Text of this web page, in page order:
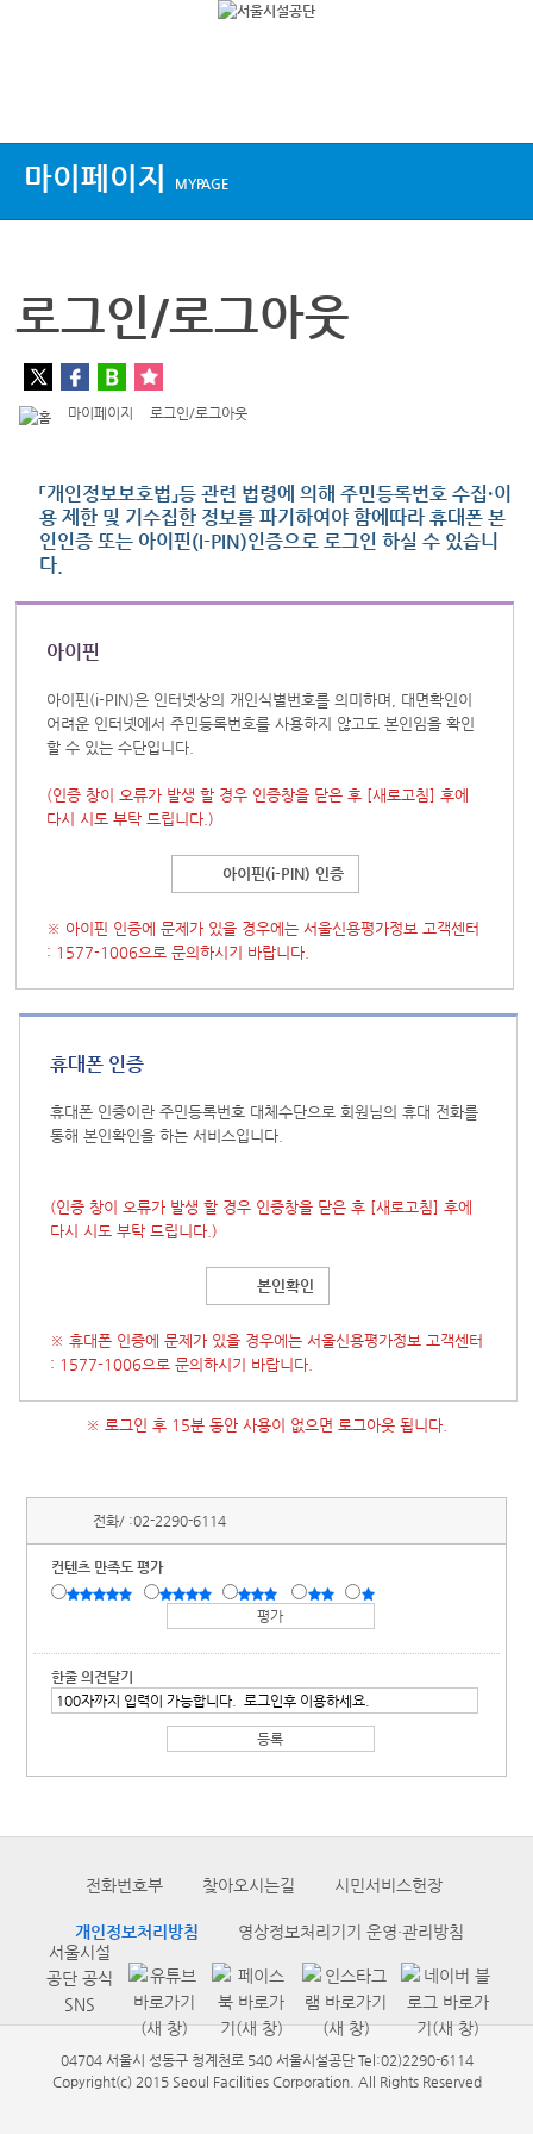
마이페이지 MYPAGE
로그인/로그아웃
마이페이지 로그인/로그아웃
「개인정보보호법」등 관련 법령에 의해 주민등록번호 수집·이
용 제한 및 기수집한 정보를 파기하여야 함에따라 휴대폰 본
인인증 또는 아이핀(I-PIN)인증으로 로그인 하실 수 있습니
다.
아이핀
아이핀(i-PIN)은 인터넷상의 개인식별번호를 의미하며, 대면확인이
어려운 인터넷에서 주민등록번호를 사용하지 않고도 본인임을 확인
할 수 있는 수단입니다.
(인증 창이 오류가 발생 할 경우 인증창을 닫은 후 [새로고침] 후에
다시 시도 부탁 드립니다.)
아이핀(i-PIN) 인증
※ 아이핀 인증에 문제가 있을 경우에는 서울신용평가정보 고객센터
: 1577-1006으로 문의하시기 바랍니다.
휴대폰 인증
휴대폰 인증이란 주민등록번호 대체수단으로 회원님의 휴대 전화를
통해 본인확인을 하는 서비스입니다.
(인증 창이 오류가 발생 할 경우 인증창을 닫은 후 [새로고침] 후에
다시 시도 부탁 드립니다.)
본인확인
※ 휴대폰 인증에 문제가 있을 경우에는 서울신용평가정보 고객센터
: 1577-1006으로 문의하시기 바랍니다.
※ 로그인 후 15분 동안 사용이 없으면 로그아웃 됩니다.
전화/ :02-2290-6114
컨텐츠 만족도 평가
한줄 의견달기
전화번호부 찾아오시는길 시민서비스헌장
개인정보처리방침
영상정보처리기기 운영·관리방침
서울시설
공단 공식
SNS
04704 서울시 성동구 청계천로 540 서울시설공단 Tel:02)2290-6114
Copyright(c) 2015 Seoul Facilities Corporation. All Rights Reserved